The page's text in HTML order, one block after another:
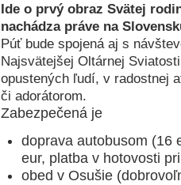
Ide o prvý obraz Svätej
nachádza práve na
Púť bude spojená aj s
Najsvätejšej Oltárnej
opustených ľudí, v radostnej
či adorátorom.
Zabezpečená je
doprava autobusom (16
eur, platba v hotovosti
obed v Osušie